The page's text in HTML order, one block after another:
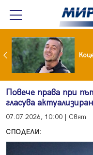
Тишина преди бурята! Защо Саня Армутлиева продължава да мълчи за раздялата с Дара?
Повече права при
гласува
07.07.2026, 10:00 | Свят
СПОДЕЛИ: